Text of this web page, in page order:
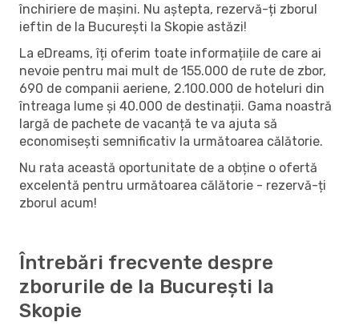
închiriere de mașini. Nu aștepta, rezervă-ți zborul
ieftin de la București la Skopie astăzi!
La eDreams, îți oferim toate informațiile de care ai
nevoie pentru mai mult de 155.000 de rute de zbor,
690 de companii aeriene, 2.100.000 de hoteluri din
întreaga lume și 40.000 de destinații. Gama noastră
largă de pachete de vacanță te va ajuta să
economisești semnificativ la următoarea călătorie.
Nu rata această oportunitate de a obține o ofertă
excelentă pentru următoarea călătorie - rezervă-ți
zborul acum!
Întrebări frecvente despre
zborurile de la București la
Skopie